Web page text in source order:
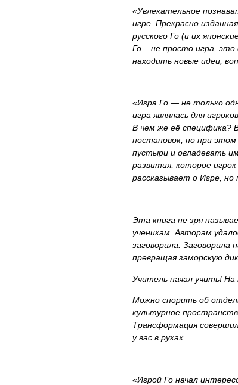
«Увлекательное
игре. Прекрасно
русского Го (и их
Го – не просто игра,
находить новые идеи,
«Игра Го — не только
игра являлась для
В чем же её специфика?
постановок, но при
пустыри и овладевать
развития, которое
рассказывает о Игре,
Эта книга не зря
ученикам. Авторам
заговорила. Заговорила
превращая заморскую
Учитель начал учить! На
Можно спорить об
культурное
Трансформация
у вас в руках.
«Игрой Го начал